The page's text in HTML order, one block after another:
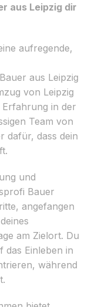
aus Leipzig dir
aufregende,
aus Leipzig
von Leipzig
in der
Team von
dafür, dass dein
und
Bauer
angefangen
am Zielort. Du
das Einleben in
während